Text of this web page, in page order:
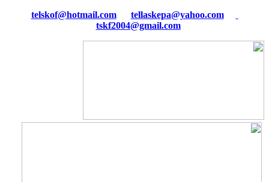
tellaskepa@yahoo.com
tskf2004@gmail.com